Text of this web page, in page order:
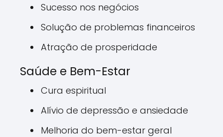
Sucesso nos negócios
Solução de problemas financeiros
Atração de prosperidade
Saúde e Bem-Estar
Cura espiritual
Alívio de depressão e ansiedade
Melhoria do bem-estar geral